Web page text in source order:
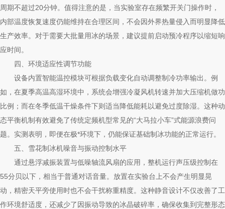
周期不超过20分钟。值得注意的是，当实验室存在频繁开关门操作时，
内部温度恢复速度仍能维持在合理区间，不会因外界热量侵入而明显降低
生产效率。对于需要大批量用冰的场景，建议提前启动预冷程序以缩短响
应时间。
四、环境适应性调节功能
设备内置智能温控模块可根据负载变化自动调整制冷功率输出。例
如，在夏季高温高湿环境中，系统会增强冷凝风机转速并加大压缩机做功
比例；而在冬季低温干燥条件下则适当降低能耗以避免过度除湿。这种动
态平衡机制有效避免了传统定频机型常见的“大马拉小车”式能源浪费问
题。实测表明，即便在极*环境下，仍能保证基础制冰功能的正常运行。
五、雪花制冰机噪音与振动控制水平
通过悬浮减振装置与低噪轴流风扇的应用，整机运行声压级控制在
55分贝以下，相当于普通对话音量。放置在实验台上不会产生明显晃
动，精密天平旁使用时也不会干扰称重精度。这种静音设计不仅改善了工
作环境舒适度，还减少了因振动导致的冰晶破碎率，确保收集到完整形态